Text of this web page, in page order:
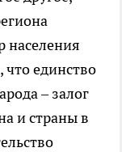
населения
что единство
– залог
и страны в